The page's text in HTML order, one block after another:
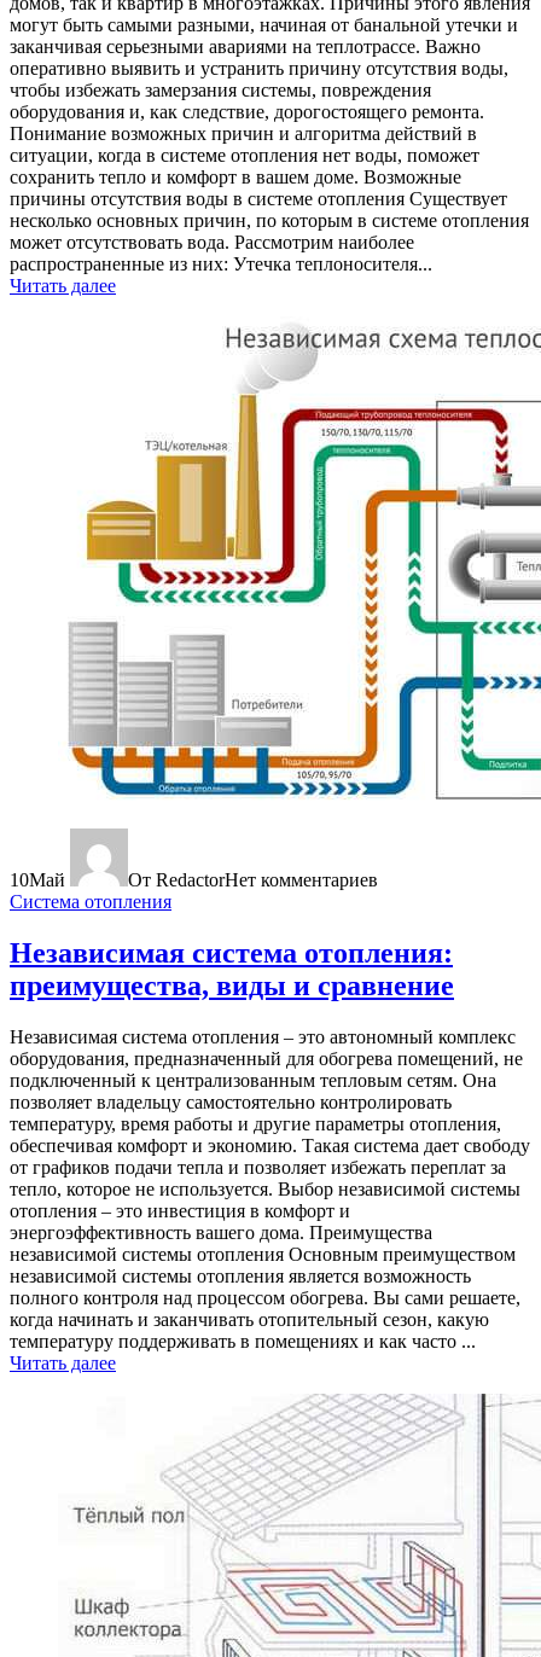
могут быть самыми разными, начиная от банальной утечки и
заканчивая серьезными авариями на теплотрассе. Важно
оперативно выявить и устранить причину отсутствия воды,
чтобы избежать замерзания системы, повреждения
оборудования и, как следствие, дорогостоящего ремонта.
Понимание возможных причин и алгоритма действий в
ситуации, когда в системе отопления нет воды, поможет
сохранить тепло и комфорт в вашем доме. Возможные
причины отсутствия воды в системе отопления Существует
несколько основных причин, по которым в системе отопления
может отсутствовать вода. Рассмотрим наиболее
распространенные из них: Утечка теплоносителя...
Читать далее
10Май От RedactorНет комментариев
Система отопления
Независимая система отопления:
преимущества, виды и сравнение
Независимая система отопления – это автономный комплекс
оборудования, предназначенный для обогрева помещений, не
подключенный к централизованным тепловым сетям. Она
позволяет владельцу самостоятельно контролировать
температуру, время работы и другие параметры отопления,
обеспечивая комфорт и экономию. Такая система дает свободу
от графиков подачи тепла и позволяет избежать переплат за
тепло, которое не используется. Выбор независимой системы
отопления – это инвестиция в комфорт и
энергоэффективность вашего дома. Преимущества
независимой системы отопления Основным преимуществом
независимой системы отопления является возможность
полного контроля над процессом обогрева. Вы сами решаете,
когда начинать и заканчивать отопительный сезон, какую
температуру поддерживать в помещениях и как часто ...
Читать далее